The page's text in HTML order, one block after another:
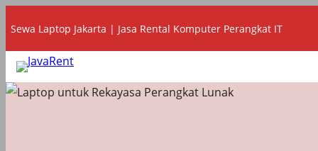
ke
konten
Sewa Laptop Jakarta | Jasa Rental Komputer Perangkat IT